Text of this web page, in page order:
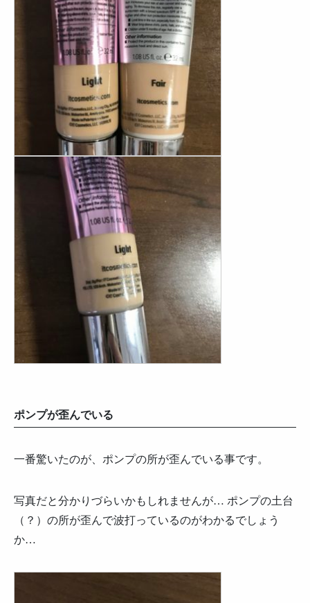
ポンプが歪んでいる
一番驚いたのが、ポンプの所が歪んでいる事です。
写真だと分かりづらいかもしれませんが… ポンプの土台
（？）の所が歪んで波打っているのがわかるでしょう
か…